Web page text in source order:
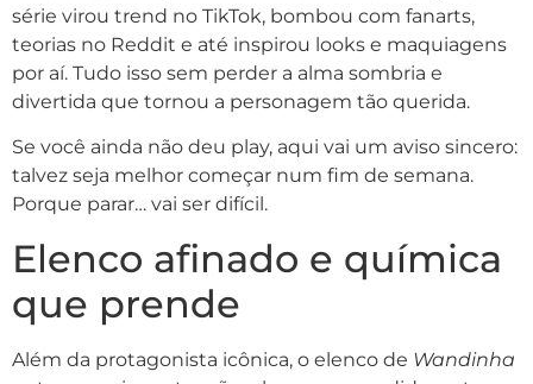
série virou trend no TikTok, bombou com fanarts,
teorias no Reddit e até inspirou looks e maquiagens
por aí. Tudo isso sem perder a alma sombria e
divertida que tornou a personagem tão querida.
Se você ainda não deu play, aqui vai um aviso sincero:
talvez seja melhor começar num fim de semana.
Porque parar… vai ser difícil.
Elenco afinado e química
que prende
Além da protagonista icônica, o elenco de Wandinha